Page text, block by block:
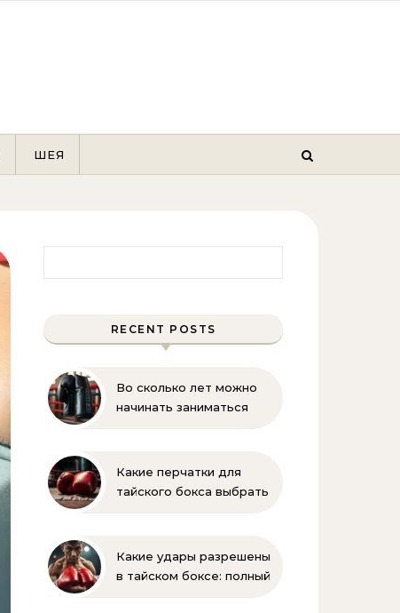
ШЕЯ
RECENT POSTS
Во сколько лет можно
начинать заниматься
Какие перчатки для
тайского бокса выбрать
Какие удары разрешены
в тайском боксе: полный